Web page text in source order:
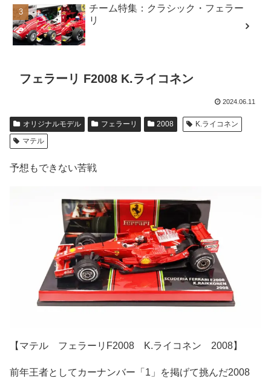
チーム特集：クラシック・フェラー
リ
フェラーリ F2008 K.ライコネン
2024.06.11
オリジナルモデル フェラーリ 2008
K.ライコネン
マテル
予想もできない苦戦
【マテル フェラーリF2008 K.ライコネン 2008】
前年王者としてカーナンバー「1」を掲げて挑んだ2008